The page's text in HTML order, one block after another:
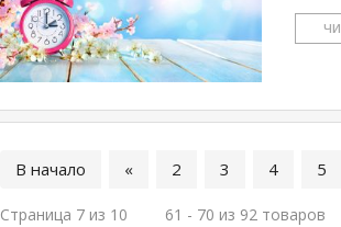
В начало « 2 3 4 5
Страница 7 из 10 61 - 70 из 92 товаров